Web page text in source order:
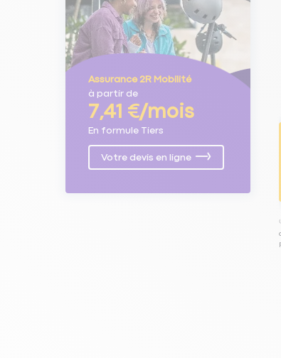
Assurance 2R Mobilité
à partir de
7,41 €/mois
En formule Tiers
Votre devis en ligne